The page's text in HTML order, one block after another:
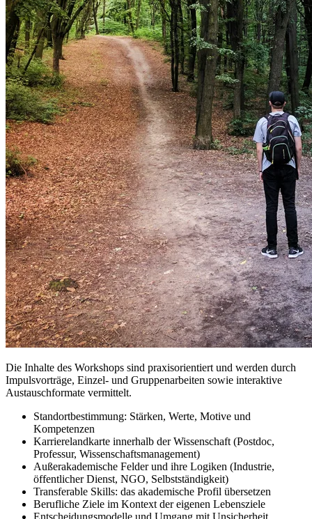
Die Inhalte des Workshops sind praxisorientiert und werden durch
Impulsvorträge, Einzel- und Gruppenarbeiten sowie interaktive
Austauschformate vermittelt.
Standortbestimmung: Stärken, Werte, Motive und
Kompetenzen
Karrierelandkarte innerhalb der Wissenschaft (Postdoc,
Professur, Wissenschaftsmanagement)
Außerakademische Felder und ihre Logiken (Industrie,
öffentlicher Dienst, NGO, Selbstständigkeit)
Transferable Skills: das akademische Profil übersetzen
Berufliche Ziele im Kontext der eigenen Lebensziele